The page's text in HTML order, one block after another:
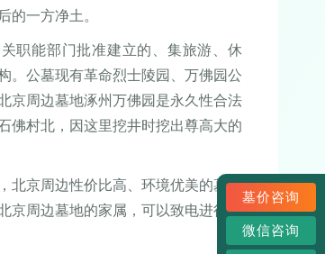
的一方净土。
职能部门批准建立的、集旅游、休
。公墓现有革命烈士陵园、万佛园公
京周边墓地涿州万佛园是永久性合法
佛村北，因这里挖井时挖出尊高大的
北京周边性价比高、环境优美的墓地
京周边墓地的家属，可以致电进行咨
墓价咨询
微信咨询